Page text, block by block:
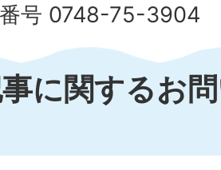
号 0748-75-3904
に関するお